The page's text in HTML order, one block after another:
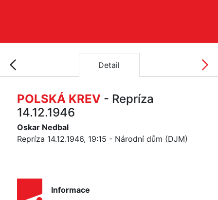
Detail
POLSKÁ KREV - Repríza
14.12.1946
Oskar Nedbal
Repríza 14.12.1946, 19:15 - Národní dům (DJM)
Informace